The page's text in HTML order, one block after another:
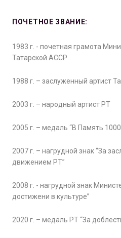
ПОЧЕТНОЕ ЗВАНИЕ:
1983 г. - почетная грамота
Татарской АССР
1988 г. – заслуженный артист
2003 г. – народный артист РТ
2005 г. – медаль “В Память
2007 г. – нагрудной знак “За
движением РТ”
2008 г. - нагрудной знак
достижени в культуре”
2020 г. – медаль РТ “За